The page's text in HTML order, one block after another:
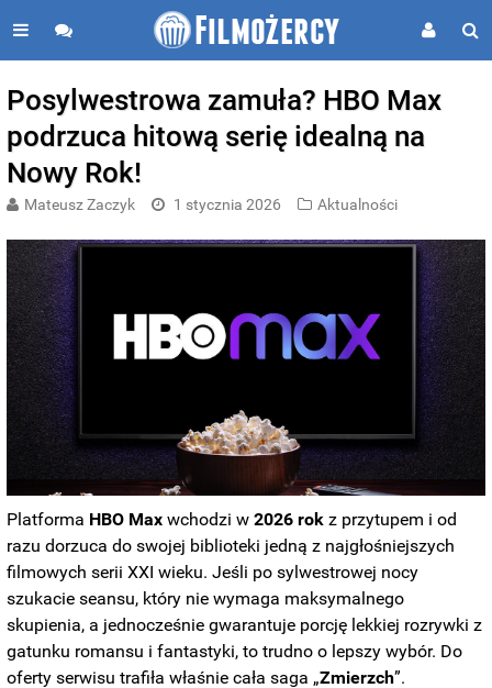
Posylwestrowa zamuła? HBO Max
podrzuca hitową serię idealną na
Nowy Rok!
Mateusz Zaczyk 1 stycznia 2026 Aktualności
Platforma HBO Max wchodzi w2026 rok z przytupem i od
razu dorzuca do swojej biblioteki jedną z najgłośniejszych
filmowych serii XXI wieku. Jeśli po sylwestrowej nocy
szukacie seansu, który nie wymaga maksymalnego
skupienia, a jednocześnie gwarantuje porcję lekkiej rozrywki z
gatunku romansu i fantastyki, to trudno o lepszy wybór. Do
oferty serwisu trafiła właśnie cała saga „Zmierzch”.
BUZZDAY
We’ve Never Seen Dolly Parton's Hand, And For Good Reason